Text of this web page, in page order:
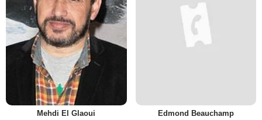
Mehdi El Glaoui Edmond Beauchamp